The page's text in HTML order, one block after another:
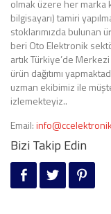
olmak üzere her
bilgisayarı) tamiri
stoklarımızda bulunan
beri Oto Elektronik
artık Türkiye’de
ürün dağıtımı
uzman ekibimiz ile
izlemekteyiz..
Email:
Bizi Takip Edin